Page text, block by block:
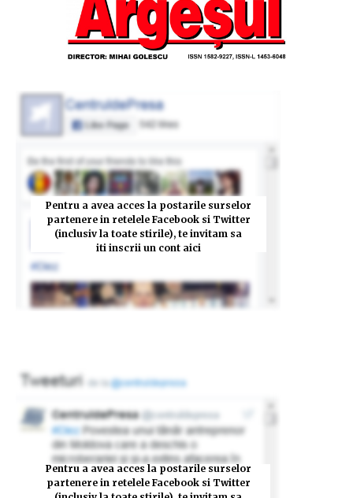
Pentru a avea acces la postarile surselor
partenere in retelele Facebook si Twitter
(inclusiv la toate stirile), te invitam sa
iti inscrii un cont aici
Pentru a avea acces la postarile surselor
partenere in retelele Facebook si Twitter